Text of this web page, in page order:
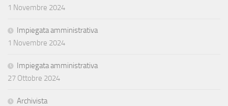
1 Novembre 2024
Impiegata amministrativa
1 Novembre 2024
Impiegata amministrativa
27 Ottobre 2024
Archivista